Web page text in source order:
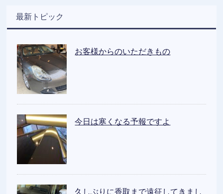
最新トピック
お客様からのいただきもの
今日は寒くなる予報ですよ
久しぶりに香取まで遠征してきまし